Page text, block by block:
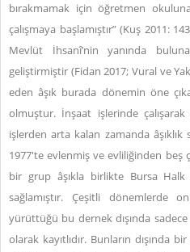
bırakmamak için öğretmen
çalışmaya başlamıştır” (Kuş 2011:
Mevlüt İhsanî’nin yanında
geliştirmiştir (Fidan 2017; Vural ve
eden âşık burada dönemin öne
olmuştur. İnşaat işlerinde
işlerden arta kalan zamanda âşıklık
1977'te evlenmiş ve evliliğinden beş
bir grup âşıkla birlikte Bursa Halk
sağlamıştır. Çeşitli dönemlerde
yürüttüğü bu dernek dışında sadece
olarak kayıtlıdır. Bunların dışında